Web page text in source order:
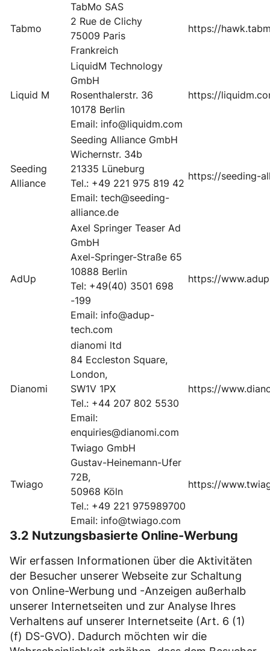
Tabmo
TabMo SAS
2 Rue de Clichy
75009 Paris
Frankreich
https://
Liquid M
LiquidM Technology
GmbH
Rosenthalerstr. 36
10178 Berlin
Email: info@liquidm.com
https://
Seeding
Alliance
Seeding Alliance GmbH
Wichernstr. 34b
21335 Lüneburg
Tel.: +49 221 975 819 42
Email: tech@seeding-
alliance.de
https://seeding-
AdUp
Axel Springer Teaser Ad
GmbH
Axel-Springer-Straße 65
10888 Berlin
Tel: +49(40) 3501 698
-199
Email: info@adup-
tech.com
https://
Dianomi
dianomi ltd
84 Eccleston Square,
London,
SW1V 1PX
Tel.: +44 207 802 5530
Email:
enquiries@dianomi.com
https://
Twiago
Twiago GmbH
Gustav-Heinemann-Ufer
72B,
50968 Köln
Tel.: +49 221 975989700
Email: info@twiago.com
https://
3.2 Nutzungsbasierte Online-Werbung
Wir erfassen Informationen über die Aktivitäten
der Besucher unserer Webseite zur Schaltung
von Online-Werbung und -Anzeigen außerhalb
unserer Internetseiten und zur Analyse Ihres
Verhaltens auf unserer Internetseite (Art. 6 (1)
(f) DS-GVO). Dadurch möchten wir die